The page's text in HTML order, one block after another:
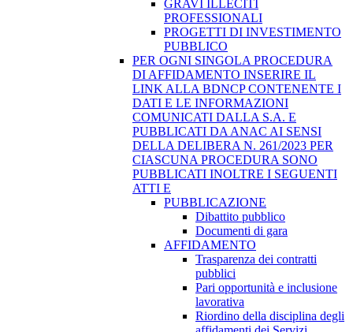
GRAVI ILLECITI
PROFESSIONALI
PROGETTI DI INVESTIMENTO
PUBBLICO
PER OGNI SINGOLA PROCEDURA
DI AFFIDAMENTO INSERIRE IL
LINK ALLA BDNCP CONTENENTE I
DATI E LE INFORMAZIONI
COMUNICATI DALLA S.A. E
PUBBLICATI DA ANAC AI SENSI
DELLA DELIBERA N. 261/2023 PER
CIASCUNA PROCEDURA SONO
PUBBLICATI INOLTRE I SEGUENTI
ATTI E
PUBBLICAZIONE
Dibattito pubblico
Documenti di gara
AFFIDAMENTO
Trasparenza dei contratti
pubblici
Pari opportunità e inclusione
lavorativa
Riordino della disciplina degli